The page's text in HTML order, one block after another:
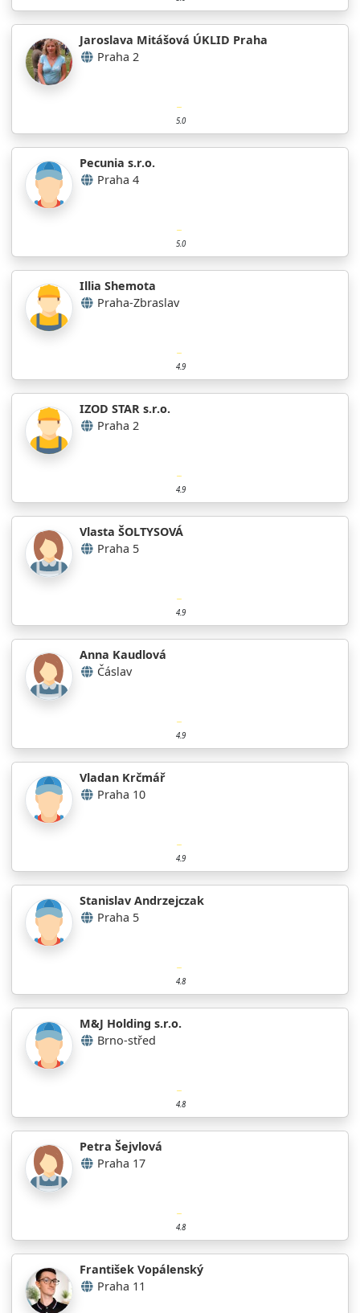
Jaroslava Mitášová ÚKLID Praha
Praha 2
5.0
Pecunia s.r.o.
Praha 4
5.0
Illia Shemota
Praha-Zbraslav
4.9
IZOD STAR s.r.o.
Praha 2
4.9
Vlasta ŠOLTYSOVÁ
Praha 5
4.9
Anna Kaudlová
Čáslav
4.9
Vladan Krčmář
Praha 10
4.9
Stanislav Andrzejczak
Praha 5
4.8
M&J Holding s.r.o.
Brno-střed
4.8
Petra Šejvlová
Praha 17
4.8
František Vopálenský
Praha 11